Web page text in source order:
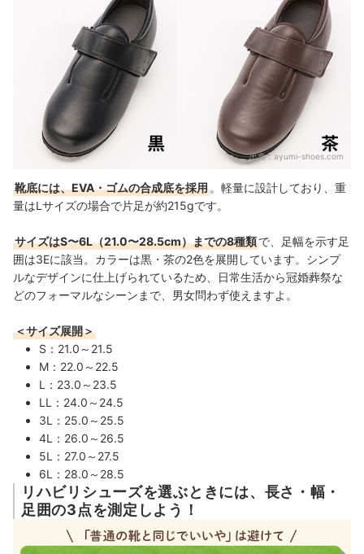
出典：ayumi-shoes.com
靴底には、EVA・ゴムの合成底を採用 。軽量に設計しており、重
量はLサイズの場合で片足が約215gです。
サイズはS〜6L（21.0〜28.5cm）までの8種類で、足幅を示す足
囲は3Eに該当。 カラーは黒・茶の2色を展開 しています。シンプ
ルなデザインに仕上げられているため、日常生活から冠婚葬祭な
どのフォーマルなシーンまで、男女問わず使えますよ。
＜サイズ展開＞
S：21.0～21.5
M：22.0～22.5
L：23.0～23.5
LL：24.0～24.5
3L：25.0～25.5
4L：26.0～26.5
5L：27.0～27.5
6L：28.0～28.5
リハビリシューズを選ぶときには、長さ・幅・
足囲の3点を測定しよう！